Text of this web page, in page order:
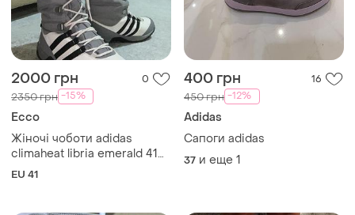
2000 грн 0
2350 грн -15%
Ecco
Жіночі чоботи adidas
climaheat libria emerald 41
розмір
EU 41
400 грн 16
450 грн -12%
Adidas
Сапоги adidas
37 и еще 1